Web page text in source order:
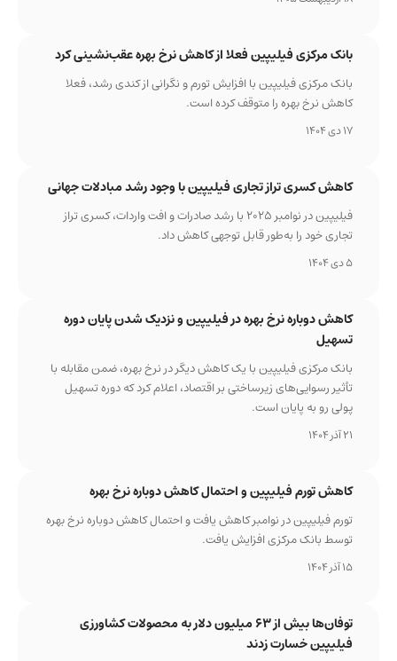
بانک مرکزی فیلیپین فعلا از کاهش نرخ بهره عقب‌نشینی کرد
بانک مرکزی فیلیپین با افزایش تورم و نگرانی از کندی رشد، فعلا
کاهش نرخ بهره را متوقف کرده است.
کاهش کسری تراز تجاری فیلیپین با وجود رشد مبادلات جهانی
فیلیپین در نوامبر ۲۰۲۵ با رشد صادرات و افت واردات، کسری تراز
تجاری خود را به‌طور قابل توجهی کاهش داد.
کاهش دوباره نرخ بهره در فیلیپین و نزدیک شدن پایان دوره
تسهیل
بانک مرکزی فیلیپین با یک کاهش دیگر در نرخ بهره، ضمن مقابله با
تأثیر رسوایی‌های زیرساختی بر اقتصاد، اعلام کرد که دوره تسهیل
پولی رو به پایان است.
کاهش تورم فیلیپین و احتمال کاهش دوباره نرخ بهره
تورم فیلیپین در نوامبر کاهش یافت و احتمال کاهش دوباره نرخ بهره
توسط بانک مرکزی افزایش یافت.
توفان‌ها بیش از ۶۳ میلیون دلار به محصولات کشاورزی
فیلیپین خسارت زدند